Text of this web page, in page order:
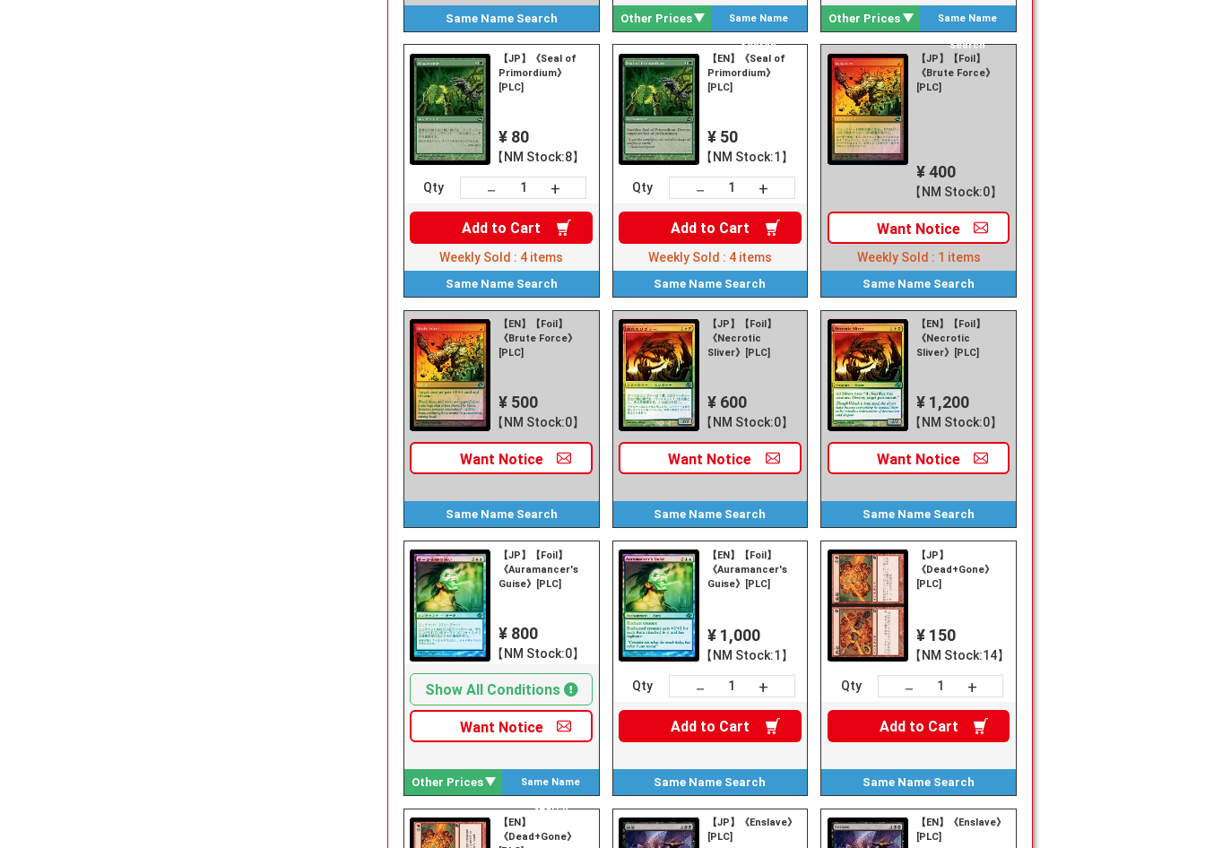
Same Name Search Same Name
Search
Other Prices Same Name
Search
Other Prices
【JP】《Seal of
Primordium》
[PLC]
¥ 80
【NM Stock:8】
Qty － +
Add to Cart
Weekly Sold : 4 items
Same Name Search
【EN】《Seal of
Primordium》
[PLC]
¥ 50
【NM Stock:1】
Qty － +
Add to Cart
Weekly Sold : 4 items
Same Name Search
【JP】【Foil】
《Brute Force》
[PLC]
¥ 400
【NM Stock:0】
Want Notice
Weekly Sold : 1 items
Same Name Search
【EN】【Foil】
《Brute Force》
[PLC]
¥ 500
【NM Stock:0】
Want Notice
Same Name Search
【JP】【Foil】
《Necrotic
Sliver》[PLC]
¥ 600
【NM Stock:0】
Want Notice
Same Name Search
【EN】【Foil】
《Necrotic
Sliver》[PLC]
¥ 1,200
【NM Stock:0】
Want Notice
Same Name Search
【JP】【Foil】
《Auramancer's
Guise》[PLC]
¥ 800
【NM Stock:0】
Show All Conditions
Want Notice
Same Name
Search
Other Prices
【EN】【Foil】
《Auramancer's
Guise》[PLC]
¥ 1,000
【NM Stock:1】
Qty － +
Add to Cart
Same Name Search
【JP】
《Dead+Gone》
[PLC]
¥ 150
【NM Stock:14】
Qty － +
Add to Cart
Same Name Search
【EN】
《Dead+Gone》
【JP】《Enslave》
[PLC]
【EN】《Enslave》
[PLC]